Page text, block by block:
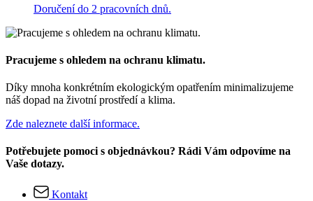
Doručení do 2 pracovních dnů.
Pracujeme s ohledem na ochranu klimatu.
Díky mnoha konkrétním ekologickým opatřením minimalizujeme
náš dopad na životní prostředí a klima.
Zde naleznete další informace.
Potřebujete pomoci s objednávkou? Rádi Vám odpovíme na
Vaše dotazy.
Kontakt